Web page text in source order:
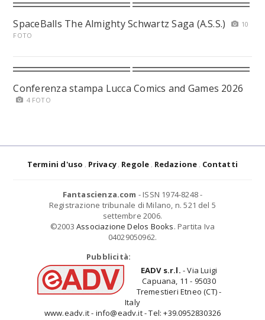
SpaceBalls The Almighty Schwartz Saga (A.S.S.)
10
FOTO
Conferenza stampa Lucca Comics and Games 2026
4 FOTO
Termini d'uso Privacy Regole Redazione Contatti
Fantascienza.com - ISSN 1974-8248 -
Registrazione tribunale di Milano, n. 521 del 5
settembre 2006.
©2003 Associazione Delos Books. Partita Iva
04029050962.
Pubblicità:
EADV s.r.l. - Via Luigi
Capuana, 11 - 95030
Tremestieri Etneo (CT) -
Italy
www.eadv.it - info@eadv.it - Tel: +39.0952830326